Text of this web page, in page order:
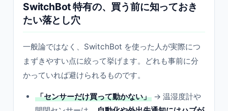
SwitchBot 特有の、買う前に知っておき
たい落とし穴
一般論ではなく、SwitchBot を使った人が実際につ
まずきやすい点に絞って挙げます。どれも事前に分
かっていれば避けられるものです。
「センサーだけ買って動かない」 → 温湿度計や